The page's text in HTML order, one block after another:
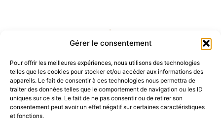
Gérer le consentement
Pour offrir les meilleures expériences, nous utilisons des technologies
telles que les cookies pour stocker et/ou accéder aux informations des
appareils. Le fait de consentir à ces technologies nous permettra de
traiter des données telles que le comportement de navigation ou les ID
uniques sur ce site. Le fait de ne pas consentir ou de retirer son
consentement peut avoir un effet négatif sur certaines caractéristiques
et fonctions.